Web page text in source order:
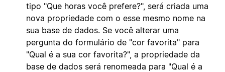
tipo "Que horas você prefere?", será criada uma
nova propriedade com o esse mesmo nome na
sua base de dados. Se você alterar uma
pergunta do formulário de "cor favorita" para
"Qual é a sua cor favorita?", a propriedade da
base de dados será renomeada para "Qual é a